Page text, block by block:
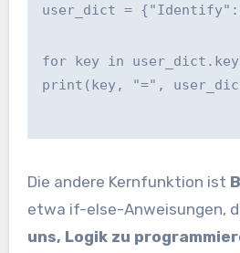
user_dict =
for key in
print(key, "=",
Die andere Kernfunktion ist
etwa if-else-Anweisungen,
uns, Logik zu